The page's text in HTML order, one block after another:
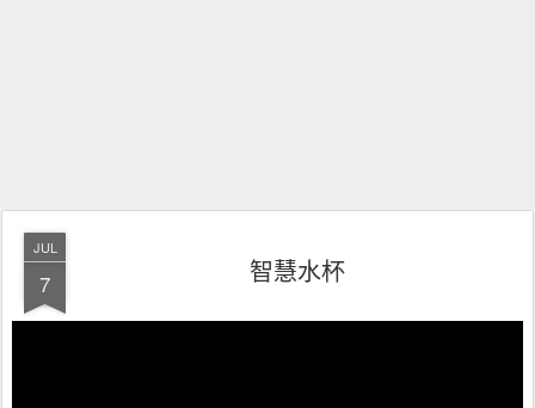
JUL
7 智慧水杯